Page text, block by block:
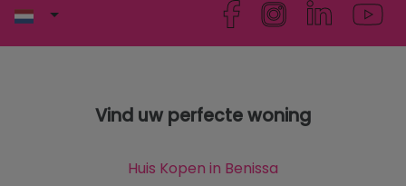
Vind uw perfecte woning
Huis Kopen in Benissa